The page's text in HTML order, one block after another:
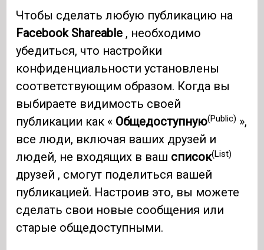
Чтобы сделать любую публикацию на
Facebook Shareable , необходимо
убедиться, что настройки
конфиденциальности установлены
соответствующим образом. Когда вы
выбираете видимость своей
публикации как « Общедоступную(Public) »,
все люди, включая ваших друзей и
людей, не входящих в ваш список(List)
друзей , смогут поделиться вашей
публикацией. Настроив это, вы можете
сделать свои новые сообщения или
старые общедоступными.